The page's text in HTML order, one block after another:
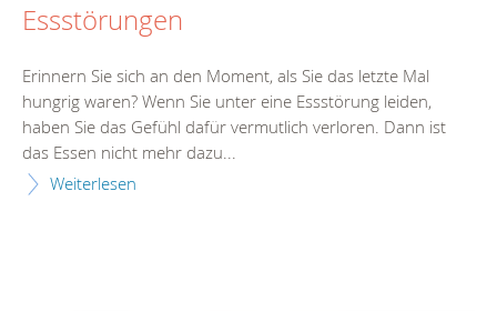
Essstörungen
Erinnern Sie sich an den Moment, als Sie das letzte Mal
hungrig waren? Wenn Sie unter eine Essstörung leiden,
haben Sie das Gefühl dafür vermutlich verloren. Dann ist
das Essen nicht mehr dazu...
Weiterlesen